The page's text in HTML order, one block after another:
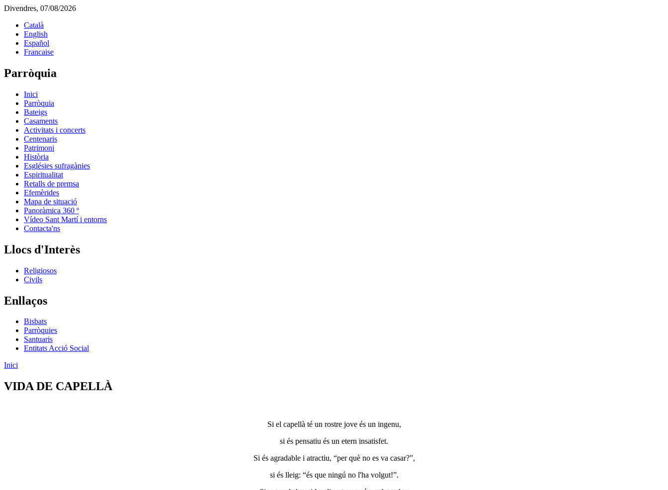
Divendres, 07/08/2026
Català
English
Español
Francaise
Parròquia
Inici
Parròquia
Bateigs
Casaments
Activitats i concerts
Centenaris
Patrimoni
Història
Esglésies sufragànies
Espiritualitat
Retalls de premsa
Efemèrides
Mapa de situació
Panoràmica 360 º
Vídeo Sant Martí i entorns
Contacta'ns
Llocs d'Interès
Religiosos
Civils
Enllaços
Bisbats
Parròquies
Santuaris
Entitats Acció Social
Inici
VIDA DE CAPELLÀ
Si el capellà té un rostre jove és un ingenu,
si és pensatiu és un etern insatisfet.
Si és agradable i atractiu, “per què no es va casar?”,
si és lleig: “és que ningú no l'ha volgut!”.